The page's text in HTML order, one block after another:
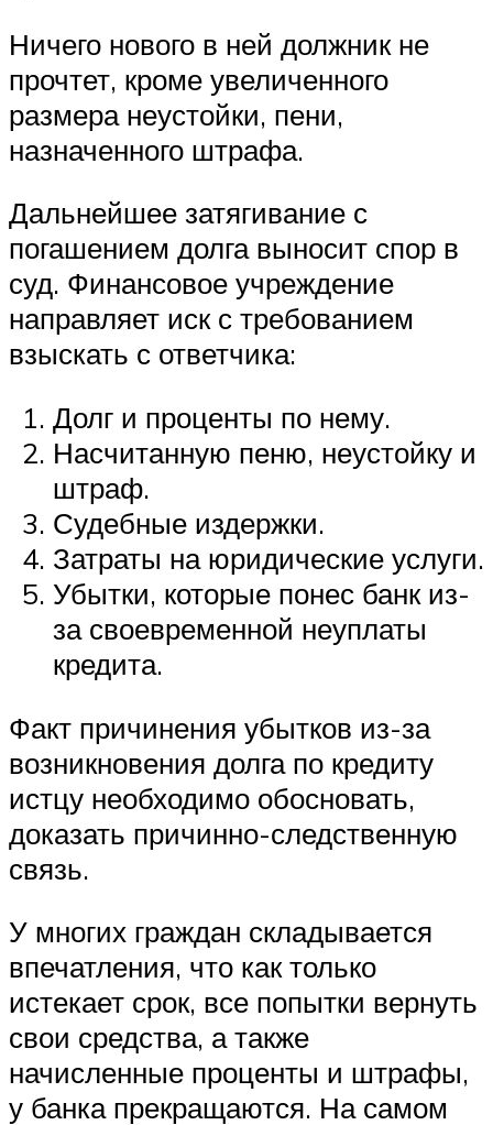
Ничего нового в ней должник не
прочтет, кроме увеличенного
размера неустойки, пени,
назначенного штрафа.
Дальнейшее затягивание с
погашением долга выносит спор в
суд. Финансовое учреждение
направляет иск с требованием
взыскать с ответчика:
Долг и проценты по нему.
Насчитанную пеню, неустойку и
штраф.
Судебные издержки.
Затраты на юридические услуги.
Убытки, которые понес банк из-​
за своевременной неуплаты
кредита.
Факт причинения убытков из-​за
возникновения долга по кредиту
истцу необходимо обосновать,
доказать причинно-​следственную
связь.
У многих граждан складывается
впечатления, что как только
истекает срок, все попытки вернуть
свои средства, а также
начисленные проценты и штрафы,
у банка прекращаются. На самом